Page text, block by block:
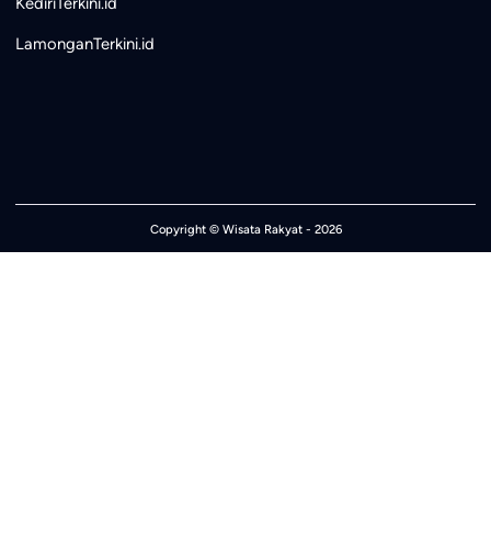
LamonganTerkini.id
Copyright © Wisata Rakyat- 2026